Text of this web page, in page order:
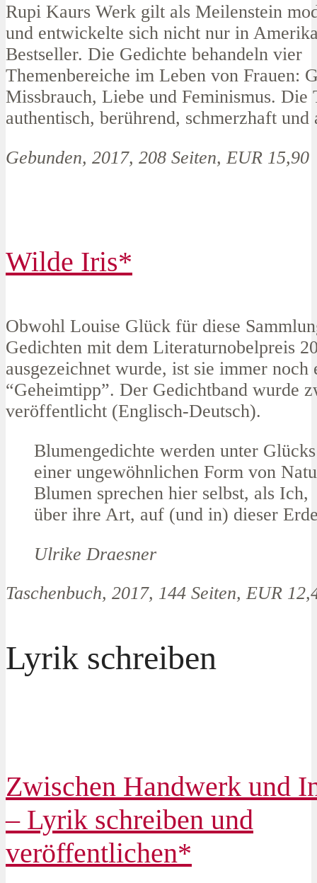
Rupi Kaurs Werk gilt als Meilenstein
und entwickelte sich nicht nur in
Bestseller. Die Gedichte behandeln vier
Themenbereiche im Leben von Frauen:
Missbrauch, Liebe und Feminismus. Die
authentisch, berührend, schmerzhaft und
Gebunden, 2017, 208 Seiten, EUR 15,90
Wilde Iris*
Obwohl Louise Glück für diese
Gedichten mit dem Literaturnobelpreis
ausgezeichnet wurde, ist sie immer noch
“Geheimtipp”. Der Gedichtband wurde
veröffentlicht (Englisch-Deutsch).
Blumengedichte werden unter
einer ungewöhnlichen Form von
Blumen sprechen hier selbst, als Ich,
über ihre Art, auf (und in) dieser
Ulrike Draesner
Taschenbuch, 2017, 144 Seiten, EUR
Lyrik schreiben
Zwischen Handwerk und
– Lyrik schreiben und
veröffentlichen*